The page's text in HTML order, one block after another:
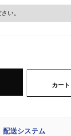
カート
配送システム